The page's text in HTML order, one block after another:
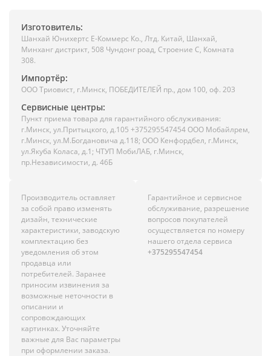
Изготовитель:
Шанхай Юнихертс Е-Коммерс Ко., Лтд. Китай, Шанхай,
Минханг дистрикт, 508 Чундонг роад, Строение С, Комната
308.
Импортёр:
ООО Триовист, г.Минск, ПОБЕДИТЕЛЕЙ пр., дом 100, оф. 203
Сервисные центры:
Пункт приема товара для гарантийного обслуживания:
г.Минск, ул.Притыцкого, д.105 +375295547454 ООО Мобайлрем,
г.Минск, ул.М.Богдановича д.118; ООО Кенфордбел, г.Минск,
ул.Якуба Коласа, д.1; ЧТУП МобиЛАБ, г.Минск,
пр.Независимости, д. 46Б
Производитель оставляет
за собой право изменять
дизайн, технические
характеристики, заводскую
комплектацию без
уведомления об этом
продавца или
потребителей. Заранее
приносим извинения за
возможные неточности в
описании и
сопровождающих
картинках. Уточняйте
важные для Вас параметры
при оформлении заказа.
Гарантийное и сервисное
обслуживание, разрешение
вопросов покупателей
осуществляется по номеру
нашего отдела сервиса
+375295547454